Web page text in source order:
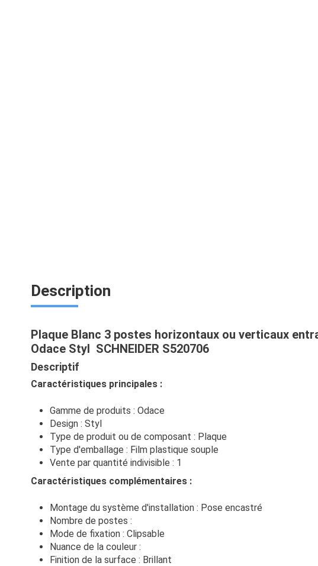
Description
Plaque Blanc 3 postes horizontaux ou verticaux
Odace Styl SCHNEIDER S520706
Descriptif
Caractéristiques principales :
Gamme de produits : Odace
Design : Styl
Type de produit ou de composant : Plaque
Type d'emballage : Film plastique souple
Vente par quantité indivisible : 1
Caractéristiques complémentaires :
Montage du système d'installation : Pose encastré
Nombre de postes :
Mode de fixation : Clipsable
Nuance de la couleur :
Finition de la surface : Brillant